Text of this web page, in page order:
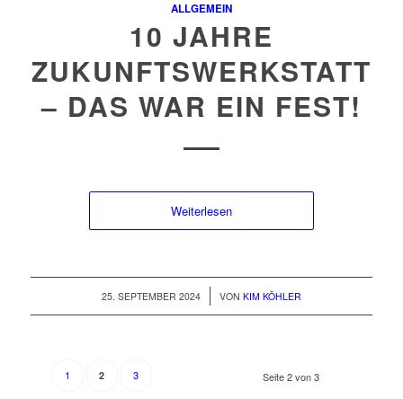
ALLGEMEIN
10 JAHRE
ZUKUNFTSWERKSTATT
– DAS WAR EIN FEST!
Weiterlesen
25. SEPTEMBER 2024
/ VON KIM KÖHLER
Seite 2 von 3
1 2 3